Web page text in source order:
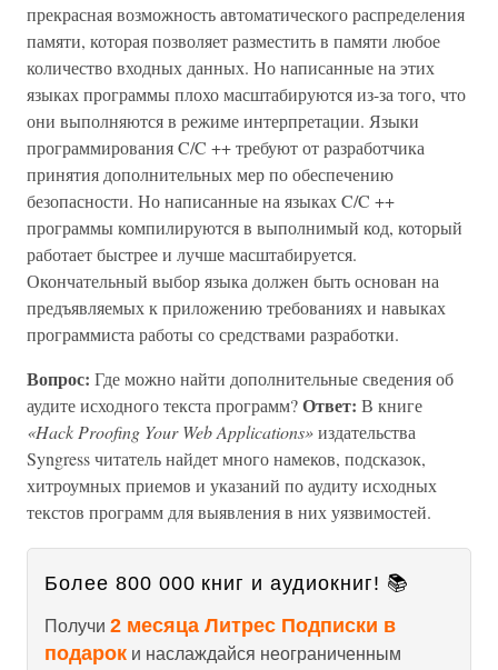
прекрасная возможность автоматического распределения
памяти, которая позволяет разместить в памяти любое
количество входных данных. Но написанные на этих
языках программы плохо масштабируются из-за того, что
они выполняются в режиме интерпретации. Языки
программирования C/C ++ требуют от разработчика
принятия дополнительных мер по обеспечению
безопасности. Но написанные на языках C/C ++
программы компилируются в выполнимый код, который
работает быстрее и лучше масштабируется.
Окончательный выбор языка должен быть основан на
предъявляемых к приложению требованиях и навыках
программиста работы со средствами разработки.
Вопрос: Где можно найти дополнительные сведения об
аудите исходного текста программ?Ответ: В книге
«Hack Proofing Your Web Applications»издательства
Syngress читатель найдет много намеков, подсказок,
хитроумных приемов и указаний по аудиту исходных
текстов программ для выявления в них уязвимостей.
Более 800 000 книг и аудиокниг! 📚
Получи 2 месяца Литрес Подписки в
подарок и наслаждайся неограниченным